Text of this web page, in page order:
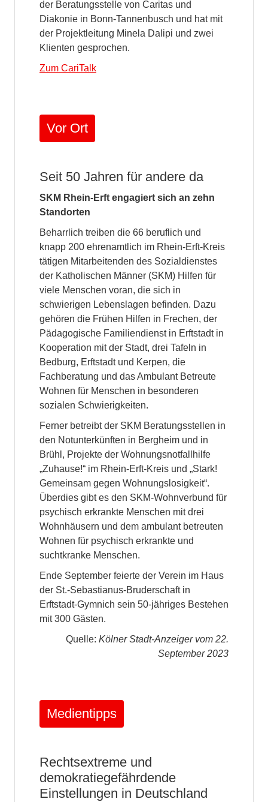
der Beratungsstelle von Caritas und
Diakonie in Bonn-Tannenbusch und hat mit
der Projektleitung Minela Dalipi und zwei
Klienten gesprochen.
Zum CariTalk
Vor Ort
Seit 50 Jahren für andere da
SKM Rhein-Erft engagiert sich an zehn
Standorten
Beharrlich treiben die 66 beruflich und
knapp 200 ehrenamtlich im Rhein-Erft-Kreis
tätigen Mitarbeitenden des Sozialdienstes
der Katholischen Männer (SKM) Hilfen für
viele Menschen voran, die sich in
schwierigen Lebenslagen befinden. Dazu
gehören die Frühen Hilfen in Frechen, der
Pädagogische Familiendienst in Erftstadt in
Kooperation mit der Stadt, drei Tafeln in
Bedburg, Erftstadt und Kerpen, die
Fachberatung und das Ambulant Betreute
Wohnen für Menschen in besonderen
sozialen Schwierigkeiten.
Ferner betreibt der SKM Beratungsstellen in
den Notunterkünften in Bergheim und in
Brühl, Projekte der Wohnungsnotfallhilfe
„Zuhause!“ im Rhein-Erft-Kreis und „Stark!
Gemeinsam gegen Wohnungslosigkeit“.
Überdies gibt es den SKM-Wohnverbund für
psychisch erkrankte Menschen mit drei
Wohnhäusern und dem ambulant betreuten
Wohnen für psychisch erkrankte und
suchtkranke Menschen.
Ende September feierte der Verein im Haus
der St.-Sebastianus-Bruderschaft in
Erftstadt-Gymnich sein 50-jähriges Bestehen
mit 300 Gästen.
Quelle: Kölner Stadt-Anzeiger vom 22.
September 2023
Medientipps
Rechtsextreme und
demokratiegefährdende
Einstellungen in Deutschland